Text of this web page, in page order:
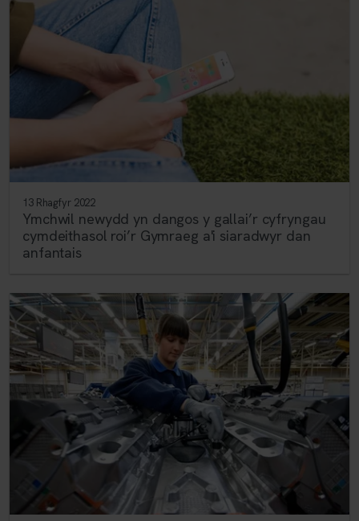
13 Rhagfyr 2022
Ymchwil newydd yn dangos y gallai’r cyfryngau
cymdeithasol roi’r Gymraeg a'i siaradwyr dan
anfantais